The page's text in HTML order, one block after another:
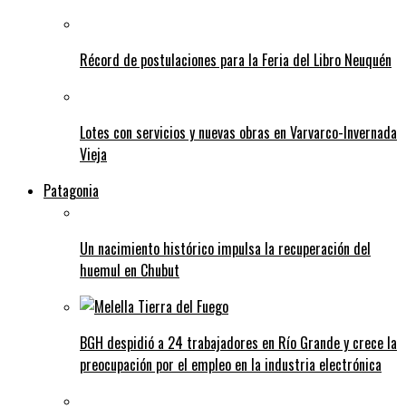
Récord de postulaciones para la Feria del Libro Neuquén
Lotes con servicios y nuevas obras en Varvarco-Invernada
Vieja
Patagonia
Un nacimiento histórico impulsa la recuperación del
huemul en Chubut
BGH despidió a 24 trabajadores en Río Grande y crece la
preocupación por el empleo en la industria electrónica